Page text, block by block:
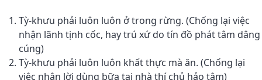
Tỳ-khưu phải luôn luôn ở trong rừng. (Chống lại việc
nhận lãnh tịnh cốc, hay trú xứ do tín đồ phát tâm dâng
cúng)
Tỳ-khưu phải luôn luôn khất thực mà ăn. (Chống lại
việc nhận lời dùng bữa tại nhà thí chủ hảo tâm)